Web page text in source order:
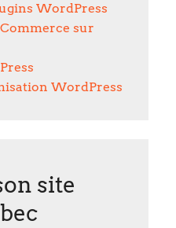
WordPress
sur
WordPress
site